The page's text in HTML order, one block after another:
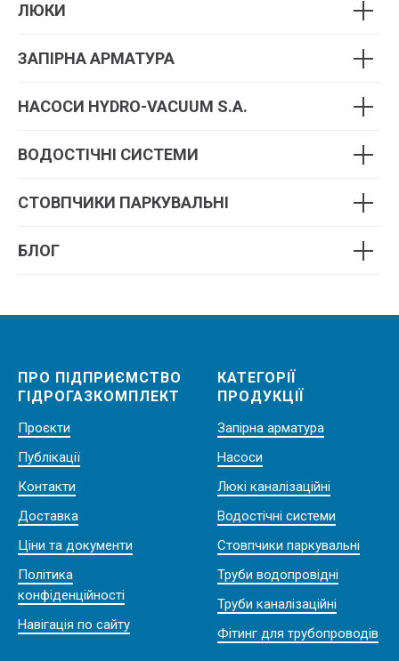
ЛЮКИ
ЗАПІРНА АРМАТУРА
HАСОСИ HYDRO-VACUUM S.A.
ВОДОСТІЧНІ СИСТЕМИ
СТОВПЧИКИ ПАРКУВАЛЬНІ
БЛОГ
ПРО ПІДПРИЄМСТВО
ГІДРОГАЗКОМПЛЕКТ
Проєкти
Публікації
Контакти
Доставка
Ціни та документи
Політика
конфіденційності
Навігація по сайту
КАТЕГОРІЇ
ПРОДУКЦІЇ
Запірна арматура
Насоси
Люкі каналізаційні
Водостічні системи
Стовпчики паркувальні
Труби водопровідні
Труби каналізаційні
Фітинг для трубопроводів